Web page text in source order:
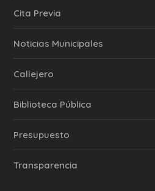
Cita Previa
‎Noticias Municipales
Callejero
Biblioteca Pública
Presupuesto
Transparencia